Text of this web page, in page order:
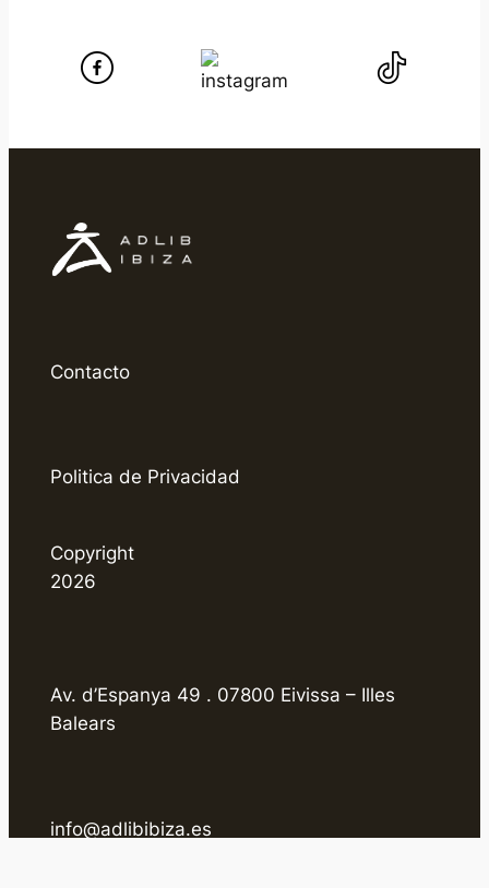
Contacto
Politica de Privacidad
Copyright
2026
Av. d’Espanya 49 . 07800 Eivissa – Illes
Balears
info@adlibibiza.es